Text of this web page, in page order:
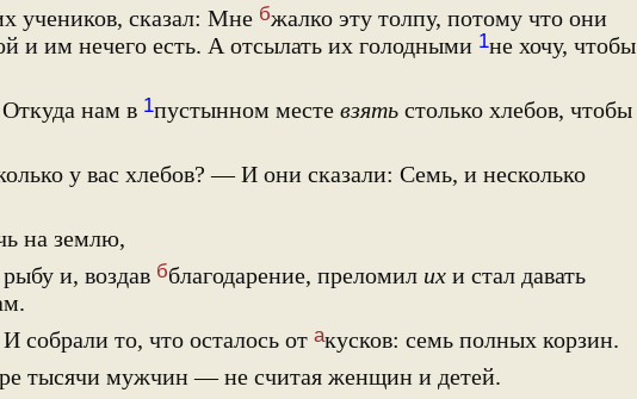
учеников, сказал: Мне бжалко эту толпу, потому что они
и им нечего есть. А отсылать их голодными 1не хочу, чтобы
нам в 1пустынном месте взять столько хлебов, чтобы
у вас хлебов? — И они сказали: Семь, и несколько
на землю,
и, воздав бблагодарение, преломил их и стал давать
собрали то, что осталось от акусков: семь полных корзин.
тысячи мужчин — не считая женщин и детей.